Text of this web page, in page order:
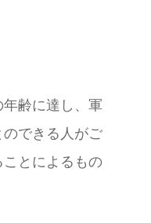
齢に達し、軍
できる人がご
とによるもの